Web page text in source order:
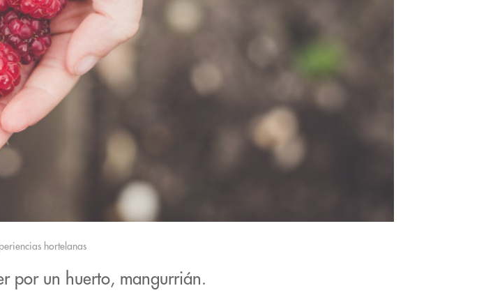
hortelanas
por un huerto, mangurrián.